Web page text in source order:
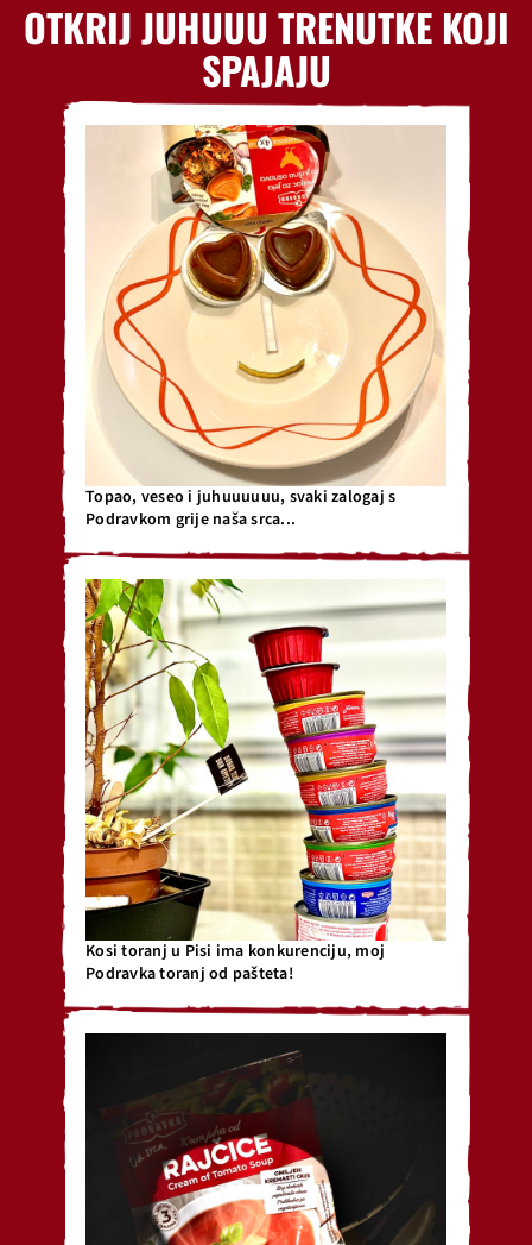
OTKRIJ JUHUUU TRENUTKE KOJI
SPAJAJU
Topao, veseo i juhuuuuuu, svaki zalogaj s
Podravkom grije naša srca...
Kosi toranj u Pisi ima konkurenciju, moj
Podravka toranj od pašteta!